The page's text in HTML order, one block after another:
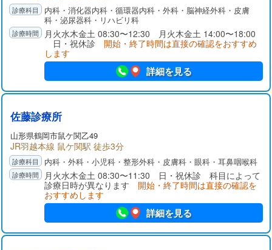
内科・消化器内科・循環器内科・外科・脳神経外科・皮膚
科・泌尿器科・リハビリ科
月火水木金土 08:30〜12:30 月火木金土 14:00〜18:00
日・祝休診 開始・終了時間は直接の確認をおすすめ
します
詳細を見る
佐藤診療所
山形県鶴岡市鼠ケ関乙49
JR羽越本線 鼠ケ関駅 徒歩3分
内科・外科・小児科・整形外科・皮膚科・眼科・耳鼻咽喉科
月火水木金土 08:30〜11:30 日・祝休診 科目によって
診療日時が異なります 開始・終了時間は直接の確認を
おすすめします
詳細を見る